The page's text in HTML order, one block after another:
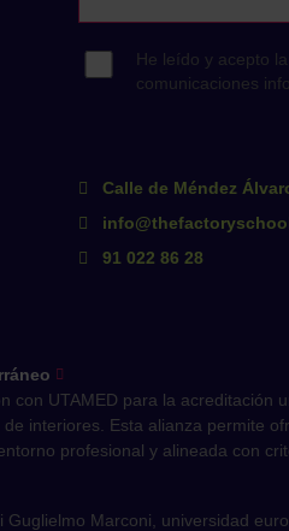
Calle de Méndez
91 022 86 28
UTAMED para la acreditación
interiores. Esta alianza permite
profesional y alineada con
Marconi, universidad